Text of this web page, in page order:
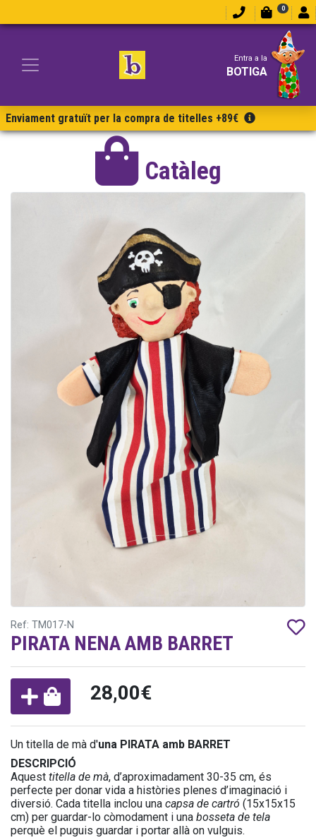
0
Entra a la
BOTIGA
Enviament gratuït per la compra de titelles +89€
Catàleg
Ref: TM017-N
PIRATA NENA AMB BARRET
28,00€
Un titella de mà d'una PIRATA amb BARRET
DESCRIPCIÓ
Aquest titella de mà, d’aproximadament 30-35 cm, és
perfecte per donar vida a històries plenes d’imaginació i
diversió. Cada titella inclou una capsa de cartró (15x15x15
cm) per guardar-lo còmodament i una bosseta de tela
perquè el puguis guardar i portar allà on vulguis.